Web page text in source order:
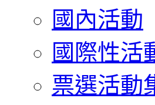
國內活動
國際性活
票選活動